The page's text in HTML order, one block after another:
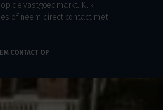
de vastgoedmarkt. Klik
of neem direct contact met
CONTACT OP